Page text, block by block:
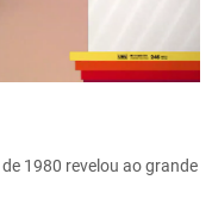
1980 revelou ao grande